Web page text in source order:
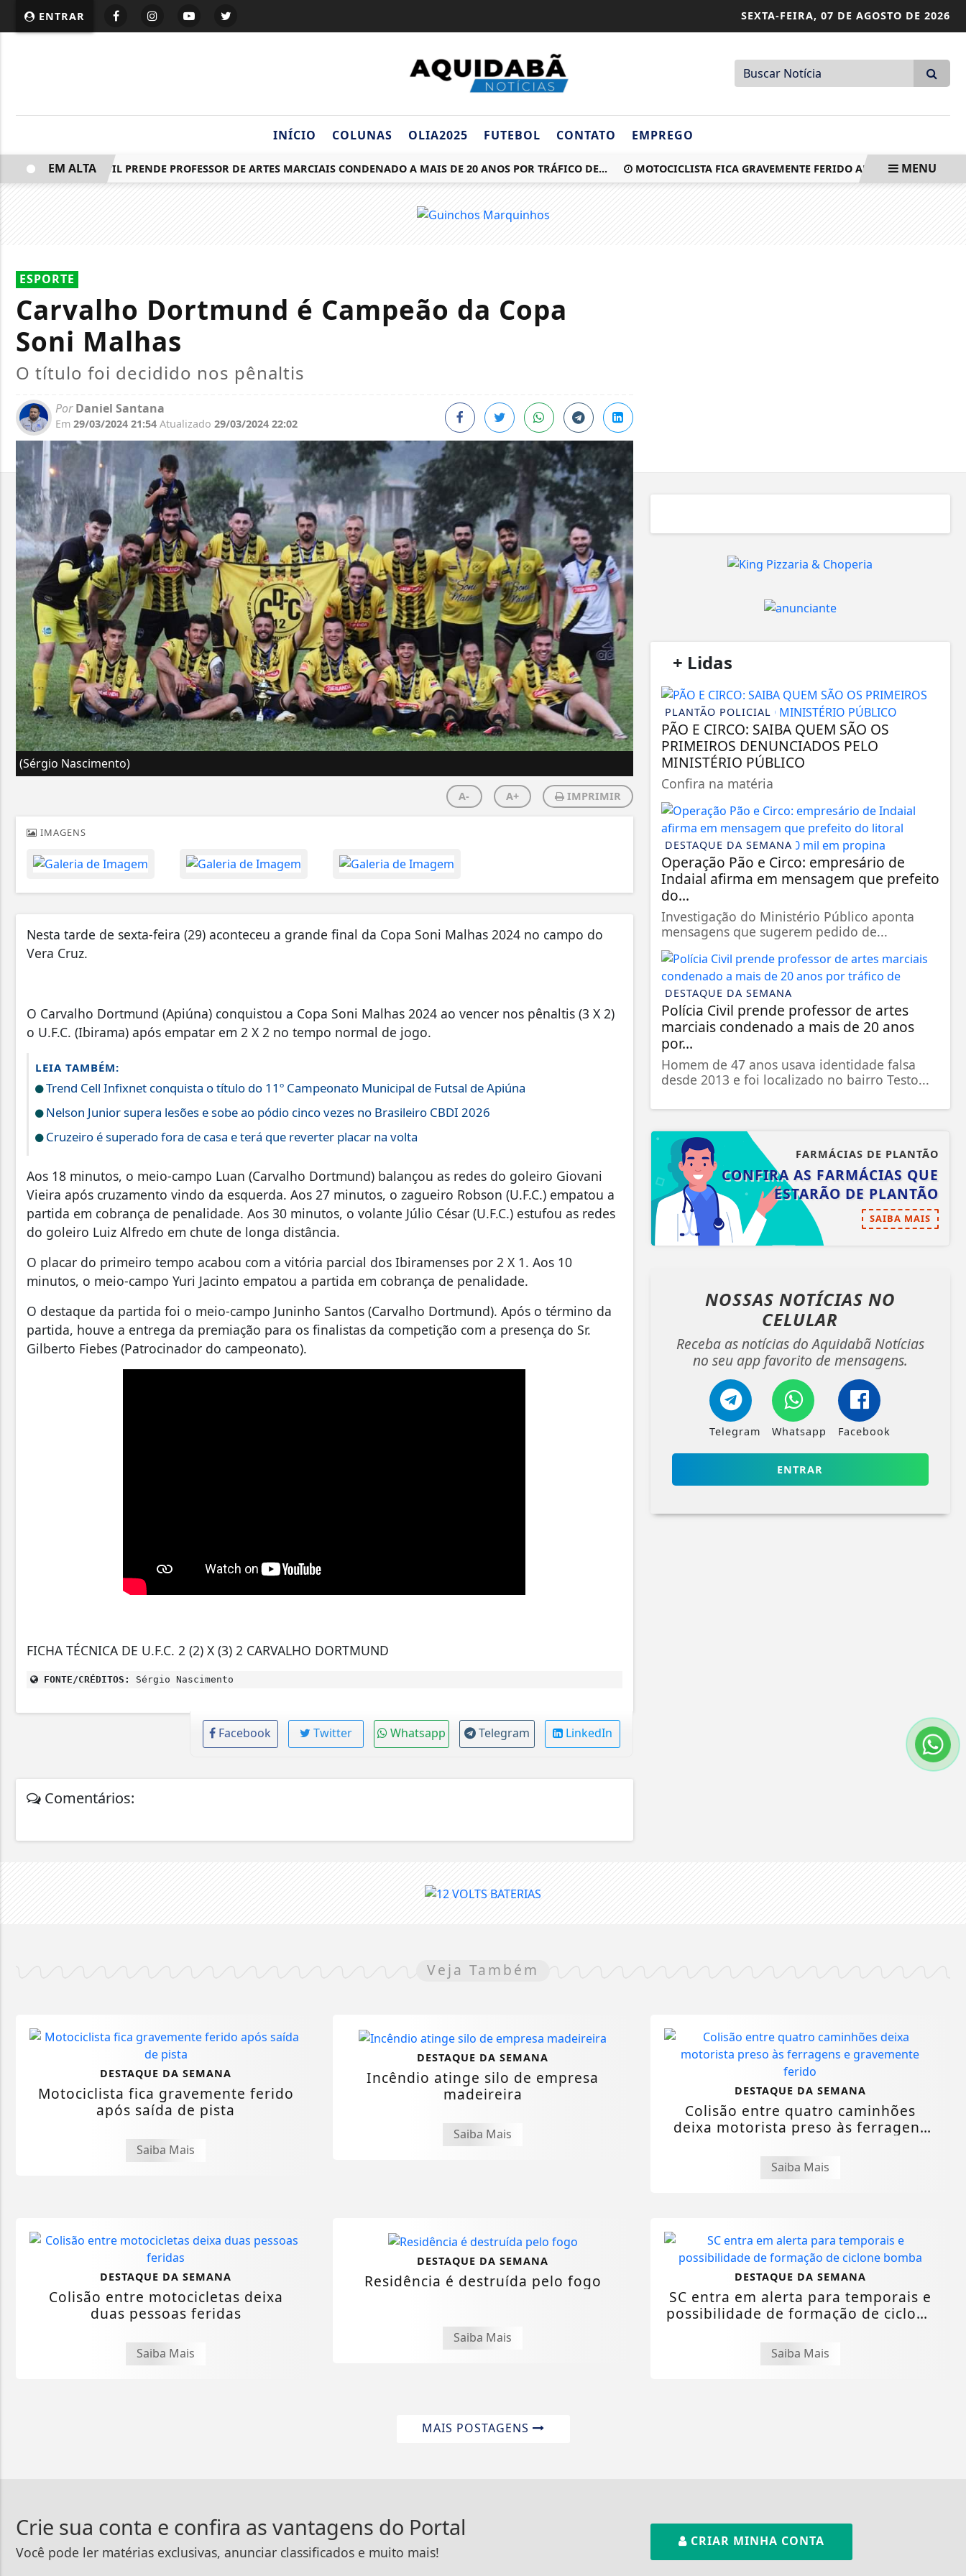
ENTRAR SEXTA-FEIRA, 07 DE AGOSTO DE 2026
INÍCIO COLUNAS OLIA2025 FUTEBOL CONTATO EMPREGO
POLÍCIA CIVIL PRENDE PROFESSOR DE ARTES MARCIAIS CONDENADO A MAIS DE 20 ANOS POR TRÁFICO DE... MOTOCICLISTA FICA GRAVEMENTE FERIDO APÓS COLISÃO ENTRE
EM ALTA MENU
ESPORTE
Carvalho Dortmund é Campeão da Copa
Soni Malhas
O título foi decidido nos pênaltis
PorDaniel Santana
Em 29/03/2024 21:54 Atualizado 29/03/2024 22:02
(Sérgio Nascimento)
A- A+ IMPRIMIR
IMAGENS
Nesta tarde de sexta-feira (29) aconteceu a grande final da Copa Soni Malhas 2024 no campo do
Vera Cruz.
O Carvalho Dortmund (Apiúna) conquistou a Copa Soni Malhas 2024 ao vencer nos pênaltis (3 X 2)
o U.F.C. (Ibirama) após empatar em 2 X 2 no tempo normal de jogo.
LEIA TAMBÉM:
Trend Cell Infixnet conquista o título do 11º Campeonato Municipal de Futsal de Apiúna
Nelson Junior supera lesões e sobe ao pódio cinco vezes no Brasileiro CBDI 2026
Cruzeiro é superado fora de casa e terá que reverter placar na volta
Aos 18 minutos, o meio-campo Luan (Carvalho Dortmund) balançou as redes do goleiro Giovani
Vieira após cruzamento vindo da esquerda. Aos 27 minutos, o zagueiro Robson (U.F.C.) empatou a
partida em cobrança de penalidade. Aos 30 minutos, o volante Júlio César (U.F.C.) estufou as redes
do goleiro Luiz Alfredo em chute de longa distância.
O placar do primeiro tempo acabou com a vitória parcial dos Ibiramenses por 2 X 1. Aos 10
minutos, o meio-campo Yuri Jacinto empatou a partida em cobrança de penalidade.
O destaque da partida foi o meio-campo Juninho Santos (Carvalho Dortmund). Após o término da
partida, houve a entrega da premiação para os finalistas da competição com a presença do Sr.
Gilberto Fiebes (Patrocinador do campeonato).
FICHA TÉCNICA DE U.F.C. 2 (2) X (3) 2 CARVALHO DORTMUND
FONTE/CRÉDITOS: Sérgio Nascimento
Facebook Twitter Whatsapp Telegram LinkedIn
Comentários:
+ Lidas
PLANTÃO POLICIAL
PÃO E CIRCO: SAIBA QUEM SÃO OS
PRIMEIROS DENUNCIADOS PELO
MINISTÉRIO PÚBLICO
Confira na matéria
DESTAQUE DA SEMANA
Operação Pão e Circo: empresário de
Indaial afirma em mensagem que prefeito
do...
Investigação do Ministério Público aponta
mensagens que sugerem pedido de...
DESTAQUE DA SEMANA
Polícia Civil prende professor de artes
marciais condenado a mais de 20 anos
por...
Homem de 47 anos usava identidade falsa
desde 2013 e foi localizado no bairro Testo...
FARMÁCIAS DE PLANTÃO
CONFIRA AS FARMÁCIAS QUE
ESTARÃO DE PLANTÃO
SAIBA MAIS
NOSSAS NOTÍCIAS NO
CELULAR
Receba as notícias do Aquidabã Notícias
no seu app favorito de mensagens.
Telegram Whatsapp Facebook
ENTRAR
Veja Também
DESTAQUE DA SEMANA
Motociclista fica gravemente ferido
após saída de pista
Saiba Mais
DESTAQUE DA SEMANA
Incêndio atinge silo de empresa
madeireira
Saiba Mais
DESTAQUE DA SEMANA
Colisão entre quatro caminhões
deixa motorista preso às ferragens
Saiba Mais
DESTAQUE DA SEMANA
Colisão entre motocicletas deixa
duas pessoas feridas
Saiba Mais
DESTAQUE DA SEMANA
Residência é destruída pelo fogo
Saiba Mais
DESTAQUE DA SEMANA
SC entra em alerta para temporais e
possibilidade de formação de ciclone
Saiba Mais
MAIS POSTAGENS
Crie sua conta e confira as vantagens do Portal
Você pode ler matérias exclusivas, anunciar classificados e muito mais!
CRIAR MINHA CONTA